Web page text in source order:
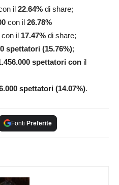
il 22.64% di share;
con il 26.78%
con il 17.47% di share;
spettatori (15.76%);
spettatori con il
spettatori (14.07%).
Fonti Preferite